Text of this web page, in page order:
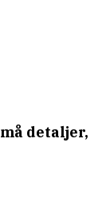
detaljer,